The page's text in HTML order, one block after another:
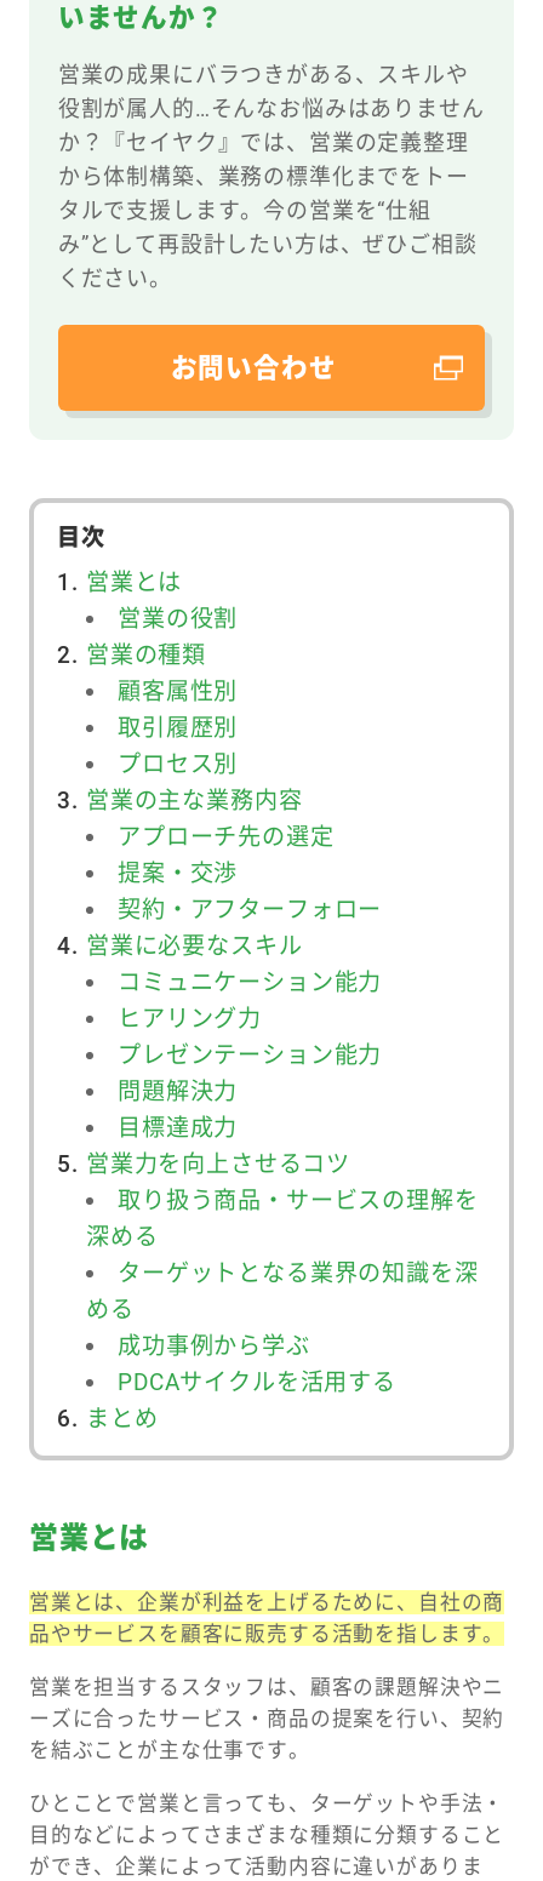
いませんか？
営業の成果にバラつきがある、スキルや
役割が属人的…そんなお悩みはありません
か？『セイヤク』では、営業の定義整理
から体制構築、業務の標準化までをトー
タルで支援します。今の営業を“仕組
み”として再設計したい方は、ぜひご相談
ください。
お問い合わせ
目次
営業とは
営業の役割
営業の種類
顧客属性別
取引履歴別
プロセス別
営業の主な業務内容
アプローチ先の選定
提案・交渉
契約・アフターフォロー
営業に必要なスキル
コミュニケーション能力
ヒアリング力
プレゼンテーション能力
問題解決力
目標達成力
営業力を向上させるコツ
取り扱う商品・サービスの理解を
深める
ターゲットとなる業界の知識を深
める
成功事例から学ぶ
PDCAサイクルを活用する
まとめ
営業とは
営業とは、企業が利益を上げるために、自社の商
品やサービスを顧客に販売する活動を指します。
営業を担当するスタッフは、顧客の課題解決やニ
ーズに合ったサービス・商品の提案を行い、契約
を結ぶことが主な仕事です。
ひとことで営業と言っても、ターゲットや手法・
目的などによってさまざまな種類に分類すること
ができ、企業によって活動内容に違いがありま